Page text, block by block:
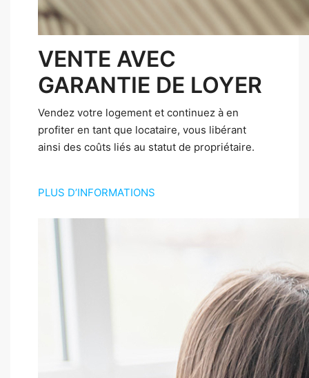
VENTE AVEC
GARANTIE DE LOYER
Vendez votre logement et continuez à en
profiter en tant que locataire, vous libérant
ainsi des coûts liés au statut de propriétaire.
PLUS D’INFORMATIONS